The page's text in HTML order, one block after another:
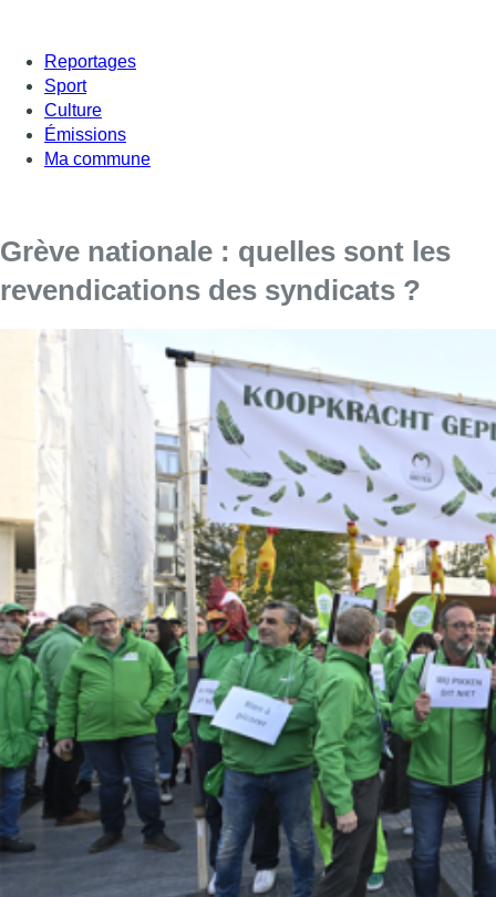
Reportages
Sport
Culture
Émissions
Ma commune
Grève nationale : quelles sont les
revendications des syndicats ?